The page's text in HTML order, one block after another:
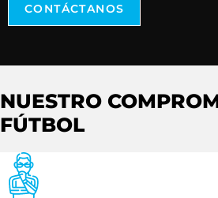
CONTÁCTANOS
NUESTRO
FÚTBOL